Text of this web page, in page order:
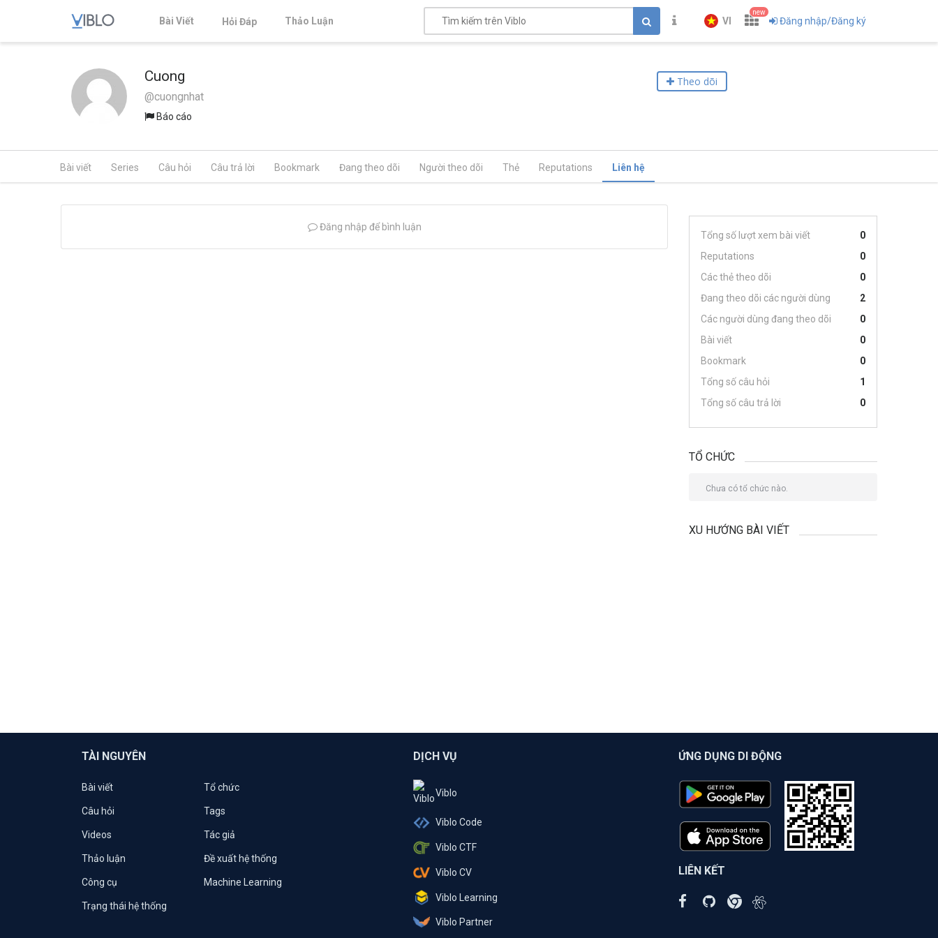
Bài Viết Hỏi Đáp Thảo Luận VI
new
Đăng nhập/Đăng ký
Cuong
@cuongnhat
Báo cáo
Theo dõi
Bài viết Series Câu hỏi Câu trả lời Bookmark Đang theo dõi Người theo dõi Thẻ Reputations Liên hệ
Đăng nhập để bình luận
Tổng số lượt xem bài viết
0
Reputations
0
Các thẻ theo dõi
0
Đang theo dõi các người dùng
2
Các người dùng đang theo dõi
0
Bài viết
0
Bookmark
0
Tổng số câu hỏi
1
Tổng số câu trả lời
0
TỔ CHỨC
Chưa có tổ chức nào.
XU HƯỚNG BÀI VIẾT
TÀI NGUYÊN
Bài viết Tổ chức
Câu hỏi Tags
Videos Tác giả
Thảo luận Đề xuất hệ thống
Công cụ Machine Learning
Trạng thái hệ thống
DỊCH VỤ
Viblo
Viblo Code
Viblo CTF
Viblo CV
Viblo Learning
Viblo Partner
ỨNG DỤNG DI ĐỘNG
LIÊN KẾT